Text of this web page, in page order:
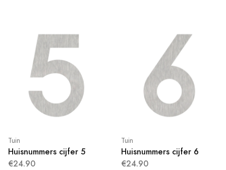
Tuin
Huisnummers cijfer 5
€24.90
Tuin
Huisnummers cijfer 6
€24.90